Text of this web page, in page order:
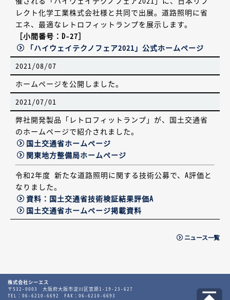
レクト化学工業株式会社様と共同で出展。道路照明に省
エネ、最適なレトロフィットランプを展示します。
［小間番号：D-27］
「ハイウェイテクノフェア2021」公式ホームページ
2021/08/07
ホームページを公開しました。
2021/07/01
弊社開発製品「レトロフィットランプ」が、国土交通省
のホームページで紹介されました。
国土交通省ホームページ
関東地方整備局ホームページ
令和2年度 新たな道路照明に関する技術公募で、A評価と
なりました。
資料：国土交通省技術検証結果評価A
国土交通省ホームページ掲載資料
ニュース一覧
株式会社シーエス
〒532-0003 大阪府大阪市淀川区宮原1-19-23-627
TEL：06-6210-6692 FAX：06-6210-6693